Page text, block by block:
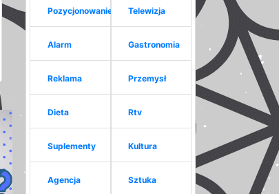
Pozycjonowanie
Alarm
Reklama
Dieta
Suplementy
Agencja
Telewizja
Gastronomia
Przemysł
Rtv
Kultura
Sztuka